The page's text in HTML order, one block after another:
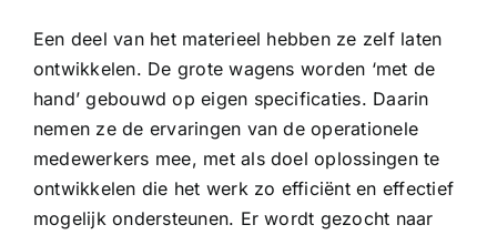
Een deel van het materieel hebben ze zelf laten
ontwikkelen. De grote wagens worden ‘met de
hand’ gebouwd op eigen specificaties. Daarin
nemen ze de ervaringen van de operationele
medewerkers mee, met als doel oplossingen te
ontwikkelen die het werk zo efficiënt en effectief
mogelijk ondersteunen. Er wordt gezocht naar